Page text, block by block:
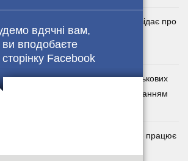
вдячні вам,
вподобаєте
Facebook
сержант роти 47-ї ОМБр. Розповідає про
повертаються із СЗЧ.
родичів»: за погрози сім’ям військових
п’ять років із дворічним випробуванням
із СЗЧ через Армія+: як це працює